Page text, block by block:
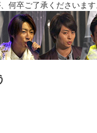
何卒ご了承くださいます